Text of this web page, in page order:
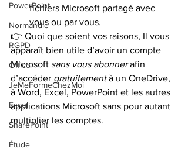
PowerPoint
Normandie
RGPD
Office
JeMeFormeChezMoi
Excel
SharePoint
Étude
fichiers Microsoft partagé avec
vous ou par vous.
👉 Quoi que soient vos raisons, Il vous
apparaît bien utile d’avoir un compte
Microsoft sans vous abonner afin
d’accéder gratuitement à un OneDrive,
à Word, Excel, PowerPoint et les autres
applications Microsoft sans pour autant
multiplier les comptes.